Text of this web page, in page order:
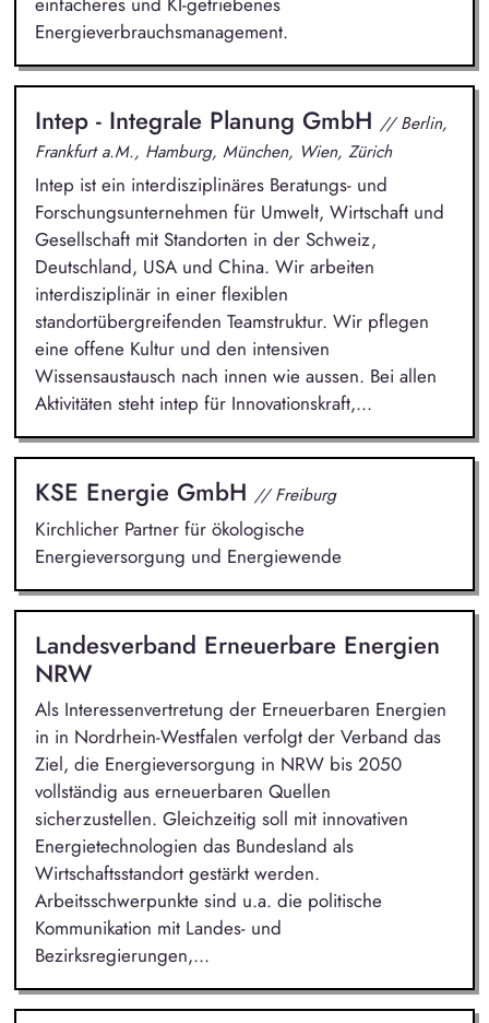
Energieverbrauchsmanagement.
Intep - Integrale Planung GmbH // Berlin,
Frankfurt a.M., Hamburg, München, Wien, Zürich
Intep ist ein interdisziplinäres Beratungs- und
Forschungsunternehmen für Umwelt, Wirtschaft und
Gesellschaft mit Standorten in der Schweiz,
Deutschland, USA und China. Wir arbeiten
interdisziplinär in einer flexiblen
standortübergreifenden Teamstruktur. Wir pflegen
eine offene Kultur und den intensiven
Wissensaustausch nach innen wie aussen. Bei allen
Aktivitäten steht intep für Innovationskraft,...
KSE Energie GmbH // Freiburg
Kirchlicher Partner für ökologische
Energieversorgung und Energiewende
Landesverband Erneuerbare Energien
NRW
Als Interessenvertretung der Erneuerbaren Energien
in in Nordrhein-Westfalen verfolgt der Verband das
Ziel, die Energieversorgung in NRW bis 2050
vollständig aus erneuerbaren Quellen
sicherzustellen. Gleichzeitig soll mit innovativen
Energietechnologien das Bundesland als
Wirtschaftsstandort gestärkt werden.
Arbeitsschwerpunkte sind u.a. die politische
Kommunikation mit Landes- und
Bezirksregierungen,...